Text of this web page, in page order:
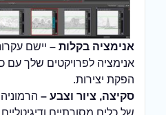
אנימציה בקלות – יישם
אנימציה לפרויקטים שלך עם
הפקת יצירות.
סקיצה, ציור וצבע –
של כלים מסורתיים